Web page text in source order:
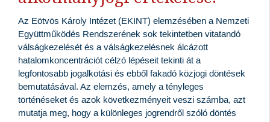
Az Eötvös Károly Intézet (EKINT) elemzésében a Nemzeti
Együttműködés Rendszerének sok tekintetben vitatandó
válságkezelését és a válságkezelésnek álcázott
hatalomkoncentrációt célzó lépéseit tekinti át a
legfontosabb jogalkotási és ebből fakadó közjogi döntések
bemutatásával. Az elemzés, amely a tényleges
történéseket és azok következményeit veszi számba, azt
mutatja meg, hogy a különleges jogrendről szóló döntés